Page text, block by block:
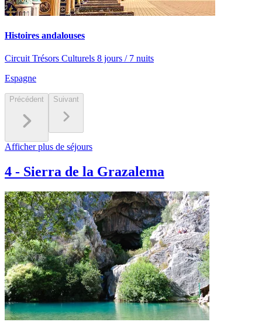
Histoires andalouses
Circuit Trésors Culturels 8 jours / 7 nuits
Espagne
Précédent Suivant
Afficher plus de séjours
4 - Sierra de la Grazalema